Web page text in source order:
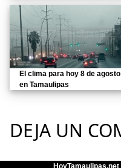
El clima para hoy 8 de agosto
en Tamaulipas
DEJA UN